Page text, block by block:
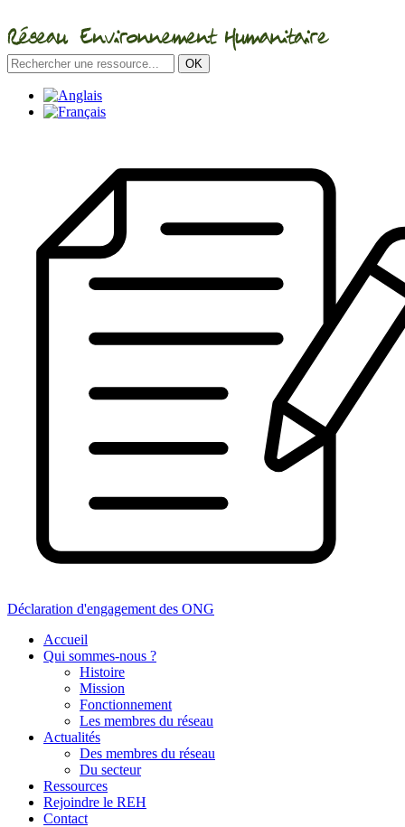
Déclaration d'engagement des ONG
Accueil
Qui sommes-nous ?
Histoire
Mission
Fonctionnement
Les membres du réseau
Actualités
Des membres du réseau
Du secteur
Ressources
Rejoindre le REH
Contact